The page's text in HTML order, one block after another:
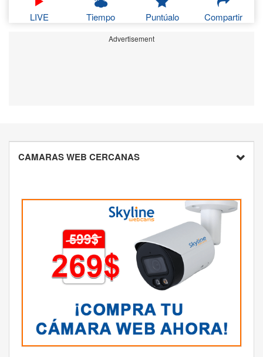
LIVE Tiempo Puntúalo Compartir
Advertisement
CAMARAS WEB CERCANAS